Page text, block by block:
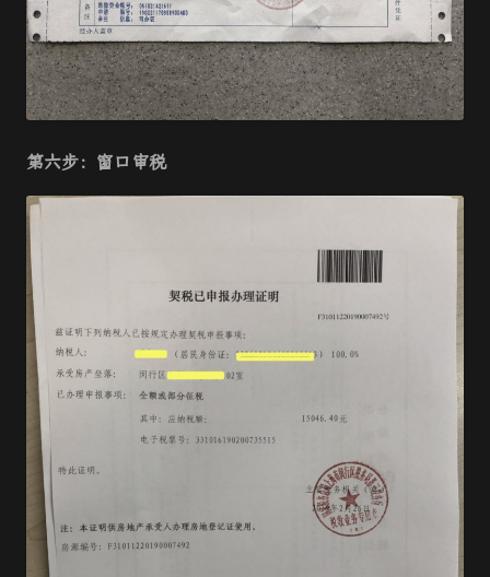
第六步：窗口审税